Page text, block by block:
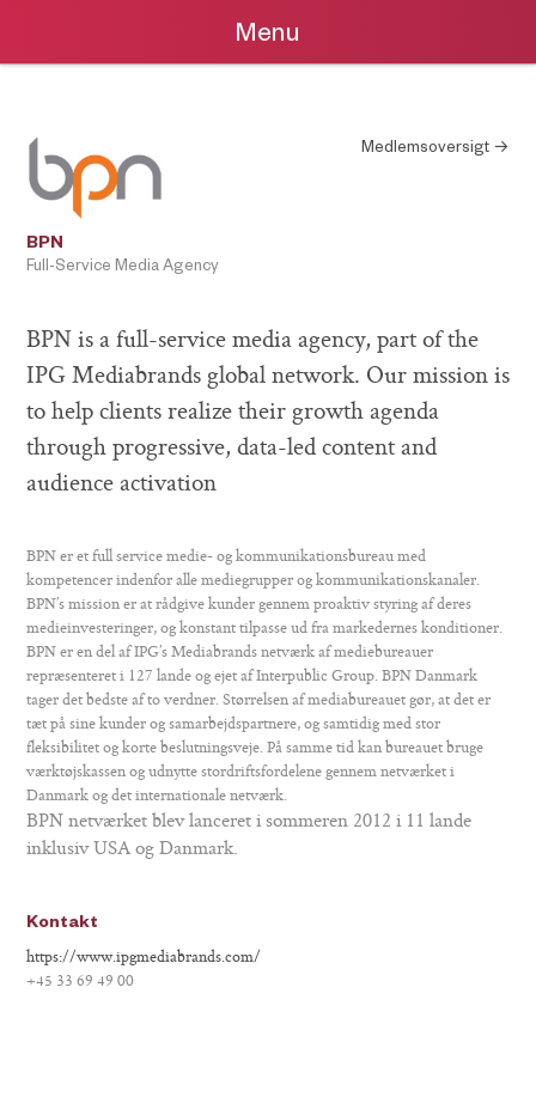
Medlemsoversigt →
BPN
Full-Service Media Agency
BPN is a full-service media agency, part of the
IPG Mediabrands global network. Our mission is
to help clients realize their growth agenda
through progressive, data-led content and
audience activation
BPN er et full service medie- og kommunikationsbureau med
kompetencer indenfor alle mediegrupper og kommunikationskanaler.
BPN’s mission er at rådgive kunder gennem proaktiv styring af deres
medieinvesteringer, og konstant tilpasse ud fra markedernes konditioner.
BPN er en del af IPG’s Mediabrands netværk af mediebureauer
repræsenteret i 127 lande og ejet af Interpublic Group. BPN Danmark
tager det bedste af to verdner. Størrelsen af mediabureauet gør, at det er
tæt på sine kunder og samarbejdspartnere, og samtidig med stor
fleksibilitet og korte beslutningsveje. På samme tid kan bureauet bruge
værktøjskassen og udnytte stordriftsfordelene gennem netværket i
Danmark og det internationale netværk.
BPN netværket blev lanceret i sommeren 2012 i 11 lande
inklusiv USA og Danmark.
Kontakt
https://www.ipgmediabrands.com/
+45 33 69 49 00
Menu